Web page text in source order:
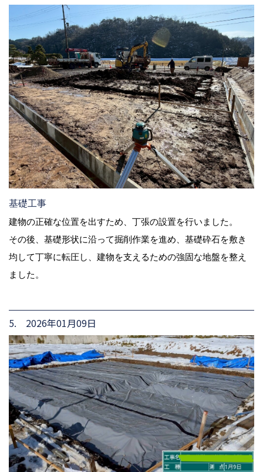
基礎工事
建物の正確な位置を出すため、丁張の設置を行いました。
その後、基礎形状に沿って掘削作業を進め、基礎砕石を敷き
均して丁寧に転圧し、建物を支えるための強固な地盤を整え
ました。
5. 2026年01月09日